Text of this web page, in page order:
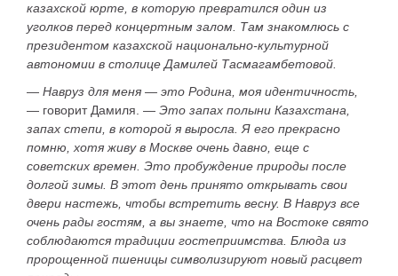
казахской юрте, в которую превратился один из
уголков перед концертным залом. Там знакомлюсь с
президентом казахской национально-культурной
автономии в столице Дамилей Тасмагамбетовой.
— Навруз для меня — это Родина, моя идентичность,
— говорит Дамиля. — Это запах полыни Казахстана,
запах степи, в которой я выросла. Я его прекрасно
помню, хотя живу в Москве очень давно, еще с
советских времен. Это пробуждение природы после
долгой зимы. В этот день принято открывать свои
двери настежь, чтобы встретить весну. В Навруз все
очень рады гостям, а вы знаете, что на Востоке свято
соблюдаются традиции гостеприимства. Блюда из
пророщенной пшеницы символизируют новый расцвет